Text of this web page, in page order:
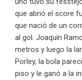
que abrió el score
que nació de un
al gol. Joaquín
metros y luego la
Porley, la bola
piso y le ganó a la